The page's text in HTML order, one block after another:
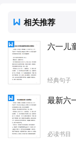
相关推荐
六一儿
经典句子
最新六
必读书目